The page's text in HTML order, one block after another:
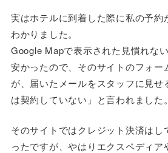
実はホテルに到着した際に私の予約
わかりました。
Google Mapで表示された見慣れな
安かったので、そのサイトのフォー
が、届いたメールをスタッフに見せ
は契約していない」と言われました。
そのサイトではクレジット決済は
ったですが、やはりエクスペディ